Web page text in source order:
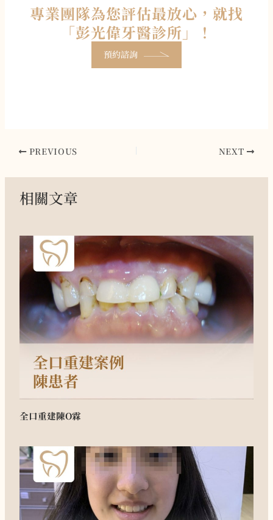
專業團隊為您評估最放心，就找
「彭光偉牙醫診所」！
預約諮詢
PREVIOUS NEXT
相關文章
全口重建陳O霖